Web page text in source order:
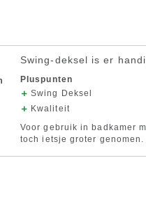
Swing-deksel is er
Pluspunten
Swing Deksel
Kwaliteit
Voor gebruik in badkamer
toch ietsje groter